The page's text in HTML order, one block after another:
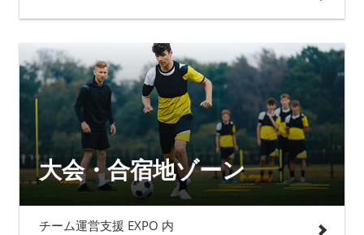
大会・合宿地ゾーン
チーム運営支援 EXPO 内